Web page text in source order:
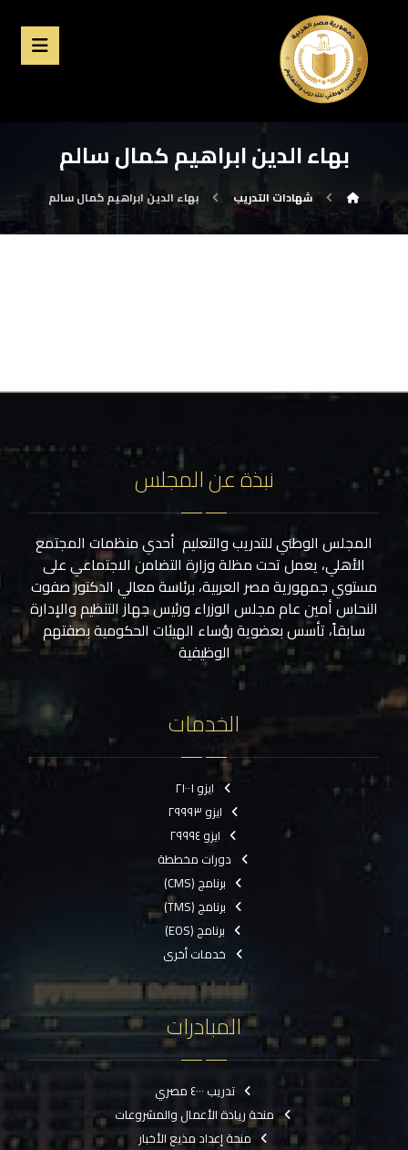
بهاء الدين ابراهيم كمال سالم
شهادات التدريب بهاء الدين ابراهيم كمال سالم
نبذة عن المجلس
المجلس الوطني للتدريب والتعليم أحدي منظمات المجتمع
الأهلي، يعمل تحت مظلة وزارة التضامن الاجتماعي على
مستوي جمهورية مصر العربية، برئاسة معالي الدكتور صفوت
النحاس أمين عام مجلس الوزراء ورئيس جهاز التنظيم والإدارة
سابقاً، تأسس بعضوية رؤساء الهيئات الحكومية بصفتهم
الوظيفية
الخدمات
ايزو ٢١٠٠١
ايزو ٢٩٩٩٣
ايزو ٢٩٩٩٤
دورات مخططة
برنامج (CMS)
برنامج (TMS)
برنامج (EOS)
خدمات أخرى
المبادرات
تدريب ٤٠٠٠ مصري
منحة ريادة الأعمال والمشروعات
منحة إعداد مذيع الأخبار